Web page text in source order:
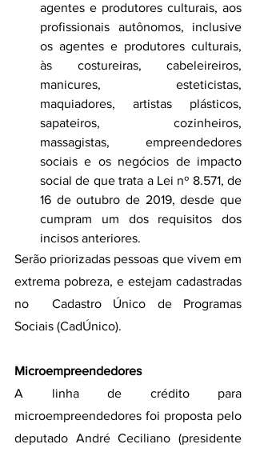
agentes e produtores culturais, aos
profissionais autônomos, inclusive
os agentes e produtores culturais,
às costureiras, cabeleireiros,
manicures, esteticistas,
maquiadores, artistas plásticos,
sapateiros, cozinheiros,
massagistas, empreendedores
sociais e os negócios de impacto
social de que trata a Lei nº 8.571, de
16 de outubro de 2019, desde que
cumpram um dos requisitos dos
incisos anteriores.
Serão priorizadas pessoas que vivem em
extrema pobreza, e estejam cadastradas
no  Cadastro Único de Programas
Sociais (CadÚnico).
Microempreendedores
A linha de crédito para
microempreendedores foi proposta pelo
deputado André Ceciliano (presidente